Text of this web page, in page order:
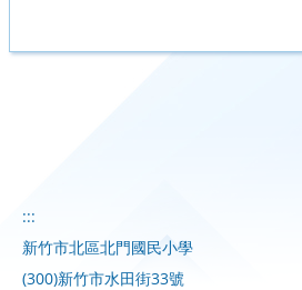
:::
新竹市北區北門國民小學
(300)新竹市水田街33號